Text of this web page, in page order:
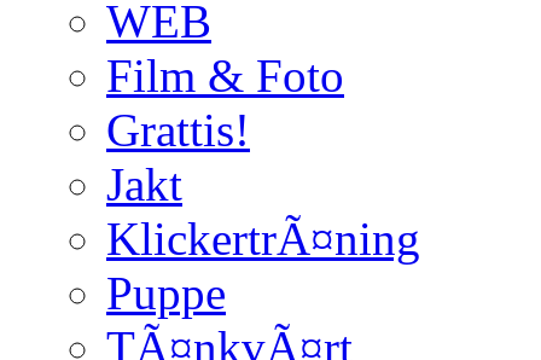
WEB
Film & Foto
Grattis!
Jakt
KlickertrÃ¤ning
Puppe
TÃ¤nkvÃ¤rt